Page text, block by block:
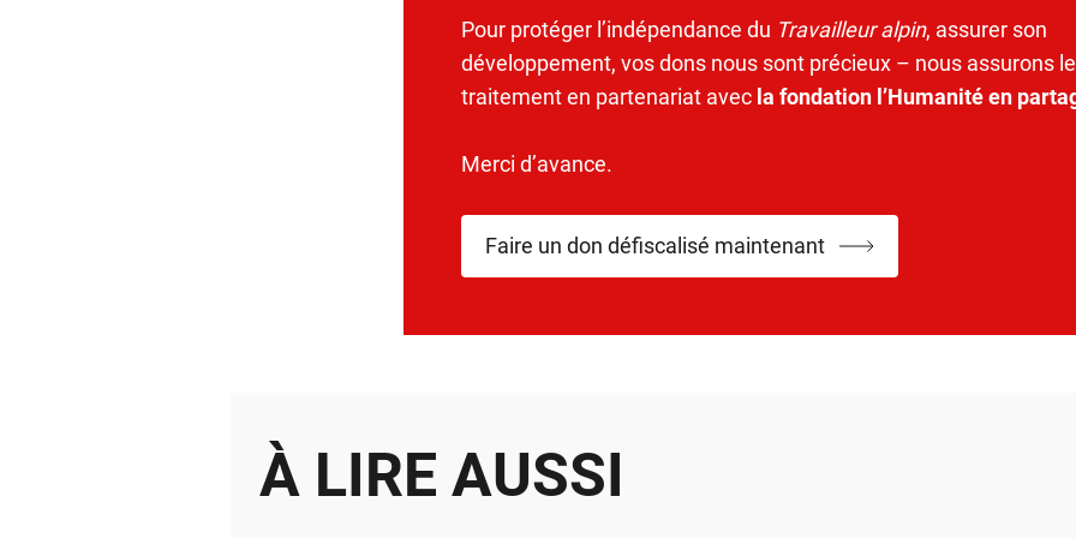
Pour protéger l’indépendance du Travailleur alpin, assurer son
développement, vos dons nous sont précieux – nous assurons
traitement en partenariat avec la fondation l’Humanité en
Merci d’avance.
Faire un don défiscalisé maintenant
À LIRE AUSSI